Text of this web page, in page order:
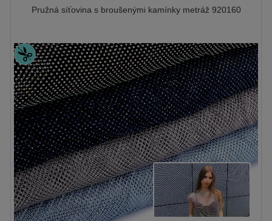
Pružná síťovina s broušenými kamínky metráž 920160